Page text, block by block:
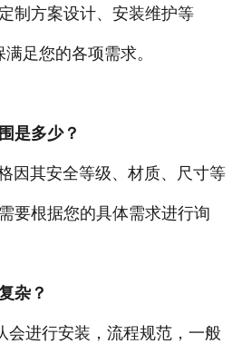
制方案设计、安装维护等
足您的各项需求。
是多少？
其安全等级、材质、尺寸等
要根据您的具体需求进行询
杂？
进行安装，流程规范，一般